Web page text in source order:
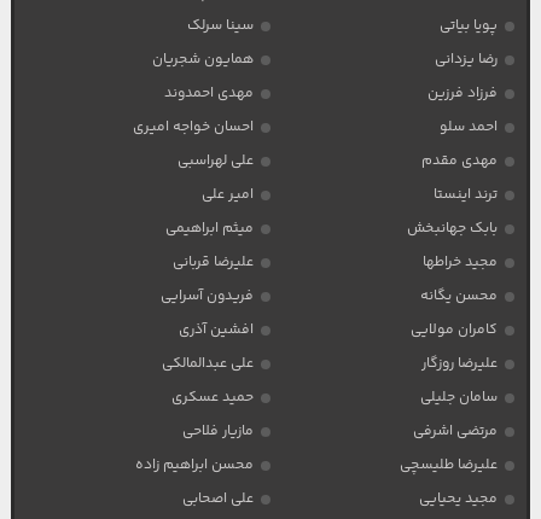
پویا بیاتی
سینا سرلک
رضا یزدانی
همایون شجریان
فرزاد فرزین
مهدی احمدوند
احمد سلو
احسان خواجه امیری
مهدی مقدم
علی لهراسبی
ترند اینستا
امیر علی
بابک جهانبخش
میثم ابراهیمی
مجید خراطها
علیرضا قربانی
محسن یگانه
فریدون آسرایی
کامران مولایی
افشین آذری
علیرضا روزگار
علی عبدالمالکی
سامان جلیلی
حمید عسکری
مرتضی اشرفی
مازیار فلاحی
علیرضا طلیسچی
محسن ابراهیم زاده
مجید یحیایی
علی اصحابی